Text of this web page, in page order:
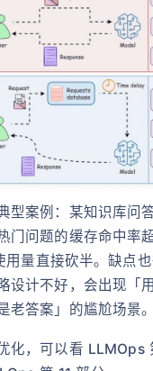
型案例：某知识库问
门问题的缓存命中率
用量直接砍半。缺点
设计不好，会出现「
老答案」的尴尬场景。
化，可以看 LLMOps